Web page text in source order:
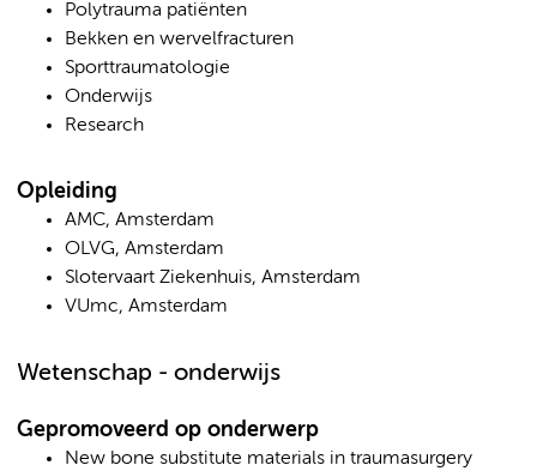
Polytrauma patiënten
Bekken en wervelfracturen
Sporttraumatologie
Onderwijs
Research
Opleiding
AMC, Amsterdam
OLVG, Amsterdam
Slotervaart Ziekenhuis, Amsterdam
VUmc, Amsterdam
Wetenschap - onderwijs
Gepromoveerd op onderwerp
New bone substitute materials in traumasurgery